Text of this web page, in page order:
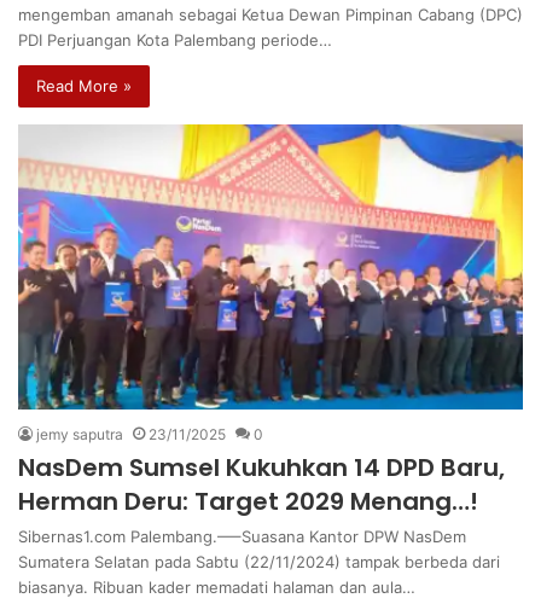
mengemban amanah sebagai Ketua Dewan Pimpinan Cabang (DPC)
PDI Perjuangan Kota Palembang periode…
Read More »
jemy saputra 23/11/2025 0
NasDem Sumsel Kukuhkan 14 DPD Baru,
Herman Deru: Target 2029 Menang…!
Sibernas1.com Palembang.—–Suasana Kantor DPW NasDem
Sumatera Selatan pada Sabtu (22/11/2024) tampak berbeda dari
biasanya. Ribuan kader memadati halaman dan aula…